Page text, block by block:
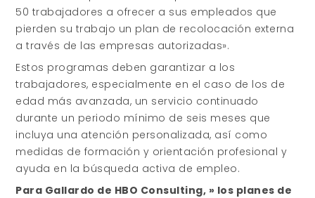
50 trabajadores a ofrecer a sus empleados que
pierden su trabajo un plan de recolocación externa
a través de las empresas autorizadas».
Estos programas deben garantizar a los
trabajadores, especialmente en el caso de los de
edad más avanzada, un servicio continuado
durante un periodo mínimo de seis meses que
incluya una atención personalizada, así como
medidas de formación y orientación profesional y
ayuda en la búsqueda activa de empleo.
Para Gallardo de HBO Consulting, » los planes de